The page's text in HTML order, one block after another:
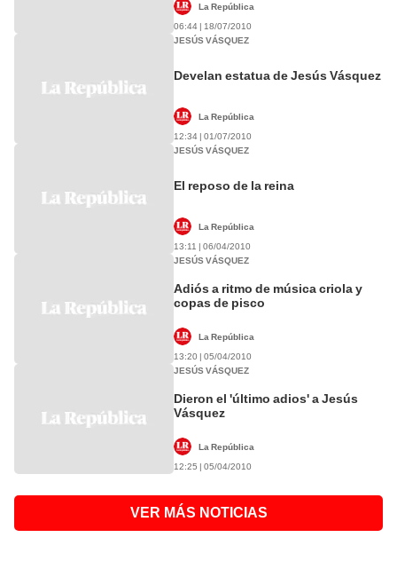
La República
06:44 | 18/07/2010
JESÚS VÁSQUEZ
Develan estatua de Jesús Vásquez
La República
12:34 | 01/07/2010
JESÚS VÁSQUEZ
El reposo de la reina
La República
13:11 | 06/04/2010
JESÚS VÁSQUEZ
Adiós a ritmo de música criola y
copas de pisco
La República
13:20 | 05/04/2010
JESÚS VÁSQUEZ
Dieron el 'último adios' a Jesús
Vásquez
La República
12:25 | 05/04/2010
VER MÁS NOTICIAS